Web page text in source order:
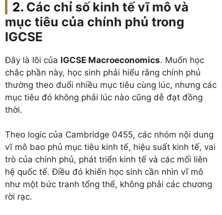
Các chỉ số kinh tế vĩ mô và
mục tiêu của chính phủ trong
IGCSE
Đây là lõi của IGCSE Macroeconomics. Muốn học
chắc phần này, học sinh phải hiểu rằng chính phủ
thường theo đuổi nhiều mục tiêu cùng lúc, nhưng các
mục tiêu đó không phải lúc nào cũng dễ đạt đồng
thời.
Theo logic của Cambridge 0455, các nhóm nội dung
vĩ mô bao phủ mục tiêu kinh tế, hiệu suất kinh tế, vai
trò của chính phủ, phát triển kinh tế và các mối liên
hệ quốc tế. Điều đó khiến học sinh cần nhìn vĩ mô
như một bức tranh tổng thể, không phải các chương
rời rạc.